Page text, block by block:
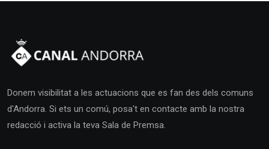
Donem visibilitat a les actuacions que es fan des dels comuns
d'Andorra. Si ets un comú, posa't en contacte amb la nostra
redacció i activa la teva Sala de Premsa.